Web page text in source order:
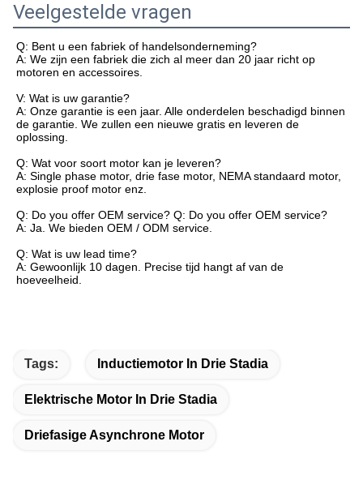
Veelgestelde vragen
Q: Bent u een fabriek of handelsonderneming?
A: We zijn een fabriek die zich al meer dan 20 jaar richt op
motoren en accessoires.
V: Wat is uw garantie?
A: Onze garantie is een jaar. Alle onderdelen beschadigd binnen
de garantie. We zullen een nieuwe gratis en leveren de
oplossing.
Q: Wat voor soort motor kan je leveren?
A: Single phase motor, drie fase motor, NEMA standaard motor,
explosie proof motor enz.
Q: Do you offer OEM service? Q: Do you offer OEM service?
A: Ja. We bieden OEM / ODM service.
Q: Wat is uw lead time?
A: Gewoonlijk 10 dagen. Precise tijd hangt af van de
hoeveelheid.
Tags: Inductiemotor In Drie Stadia
Elektrische Motor In Drie Stadia
Driefasige Asynchrone Motor